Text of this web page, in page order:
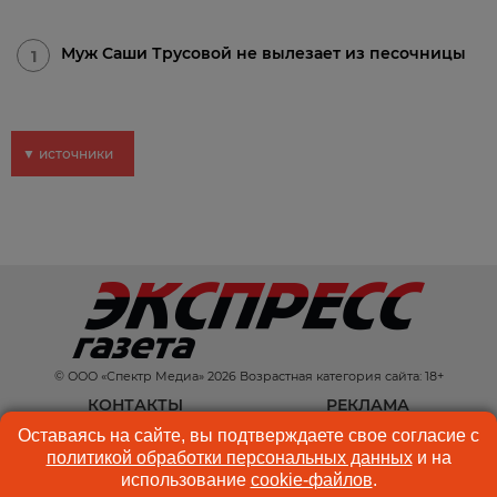
1 Муж Саши Трусовой не вылезает из песочницы
▼ источники
© ООО «Спектр Медиа» 2026 Возрастная категория сайта: 18+
КОНТАКТЫ
РЕКЛАМА
КУКИ-ФАЙЛЫ
ПОЛЬЗОВАТЕЛЬСКОЕ
СОГЛАШЕНИЕ
Оставаясь на сайте, вы подтверждаете свое согласие с
политикой обработки персональных данныхи на
использование cookie-файлов.